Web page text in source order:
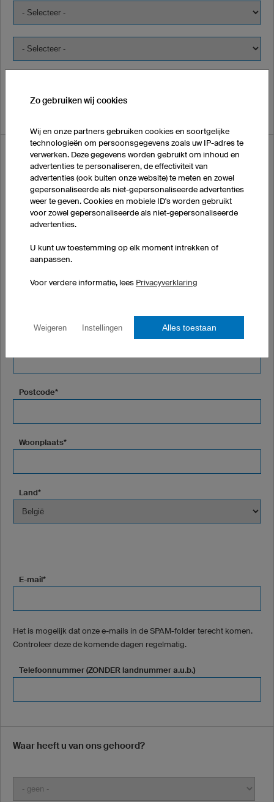
Ik wil paskleding bestellen:
Voornaam*
Postcode*
Woonplaats*
Land*
E-mail*
Het is mogelijk dat onze e-mails in de SPAM-folder terecht komen.
Controleer deze de komende dagen regelmatig.
Telefoonnummer (ZONDER landnummer a.u.b.)
Waar heeft u van ons gehoord?
Zo gebruiken wij cookies
Wij en onze partners gebruiken cookies en soortgelijke
technologieën om persoonsgegevens zoals uw IP-adres te
verwerken. Deze gegevens worden gebruikt om inhoud en
advertenties te personaliseren, de effectiviteit van
advertenties (ook buiten onze website) te meten en zowel
gepersonaliseerde als niet-gepersonaliseerde advertenties
weer te geven. Cookies en mobiele ID's worden gebruikt
voor zowel gepersonaliseerde als niet-gepersonaliseerde
advertenties.
U kunt uw toestemming op elk moment intrekken of
aanpassen.
Voor verdere informatie, lees Privacyverklaring
Weigeren Instellingen Alles toestaan